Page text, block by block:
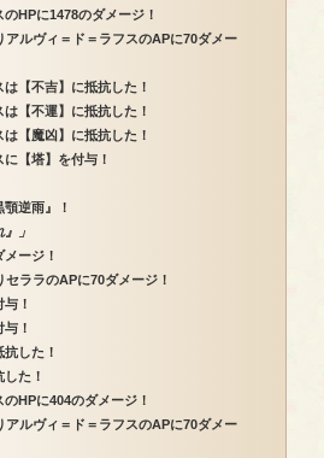
HPに1478のダメージ！
アルヴィ＝ド＝ラフスのAPに70ダメー
【不吉】に抵抗した！
【不運】に抵抗した！
【魔凶】に抵抗した！
【塔】を付与！
逆雨』！
」
ージ！
ララのAPに70ダメージ！
！
！
した！
た！
HPに404のダメージ！
アルヴィ＝ド＝ラフスのAPに70ダメー